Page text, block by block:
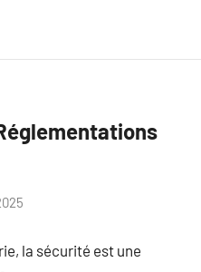
la sécurité est une